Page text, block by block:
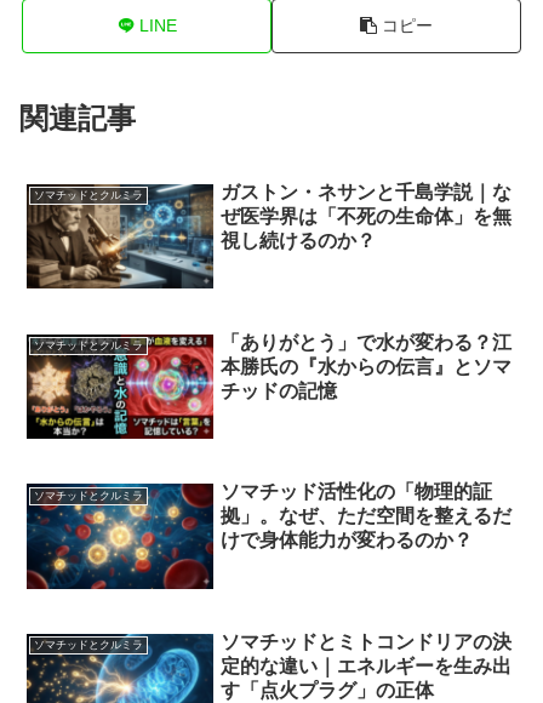
LINE コピー
関連記事
ソマチッドとクルミラ
ガストン・ネサンと千島学説｜な
ぜ医学界は「不死の生命体」を無
視し続けるのか？
ソマチッドとクルミラ
「ありがとう」で水が変わる？江
本勝氏の『水からの伝言』とソマ
チッドの記憶
ソマチッドとクルミラ
ソマチッド活性化の「物理的証
拠」。なぜ、ただ空間を整えるだ
けで身体能力が変わるのか？
ソマチッドとクルミラ
ソマチッドとミトコンドリアの決
定的な違い｜エネルギーを生み出
す「点火プラグ」の正体